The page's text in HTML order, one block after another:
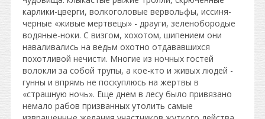
карлики-цверги, волкоголовые вервольфы, иссиня-
черные «живые мертвецы» - драуги, зеленобородые
водяные-ноки. С визгом, хохотом, шипением они
наваливались на ведьм охотно отдававшихся
похотливой нечисти. Многие из ночных гостей
волокли за собой трупы, а кое-кто и живых людей -
гунны и впрямь не поскуплюсь на жертвы в
«страшную ночь». Еще днем в лесу было привязано
немало рабов призванных утолить самые